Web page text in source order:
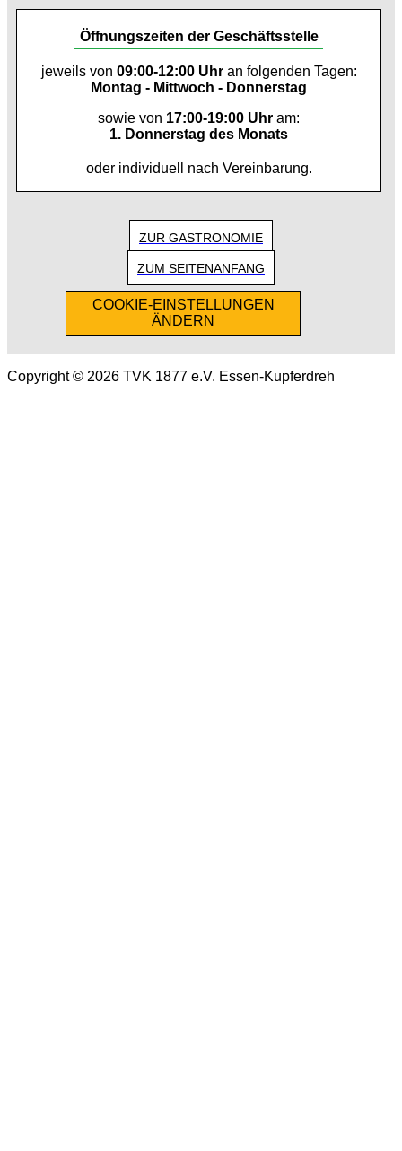
Öffnungszeiten der Geschäftsstelle
jeweils von 09:00-12:00 Uhran folgenden Tagen:
Montag - Mittwoch - Donnerstag
sowie von 17:00-19:00 Uhr am:
1. Donnerstag des Monats
oder individuell nach Vereinbarung.
ZUR GASTRONOMIE
ZUM SEITENANFANG
COOKIE-EINSTELLUNGEN
ÄNDERN
Copyright © 2026 TVK 1877 e.V. Essen-Kupferdreh